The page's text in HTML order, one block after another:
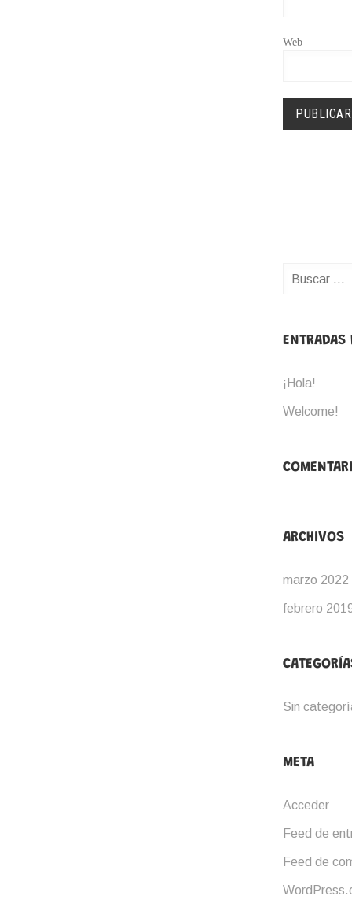
Web
Buscar:
ENTRADAS
¡Hola!
Welcome!
ARCHIVOS
marzo 2022
febrero
Sin
META
Acceder
Feed de
Feed de